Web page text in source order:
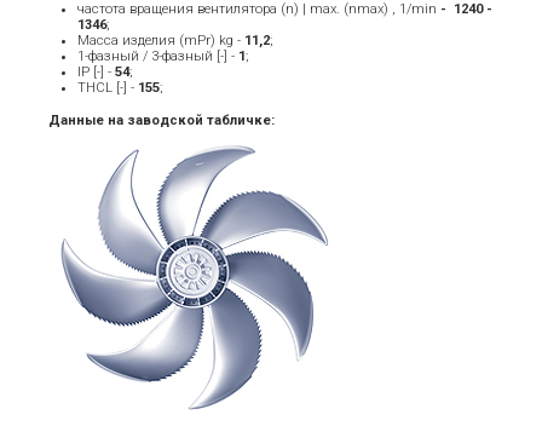
частота вращения вентилятора (n) | max. (nmax) , 1/min - ­ 1240 -
1346;
Масса изделия (mPr) kg - 11 ,2;
1-фазный / 3-фазный [-] - 1;
IP [-] - 54;
THCL [-] - 155;
Данные на заводской табличке: